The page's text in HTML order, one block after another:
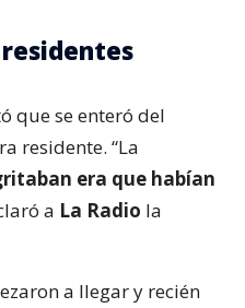
que se enteró del
residente. “La
era que habían
a La Radio la
a llegar y recién